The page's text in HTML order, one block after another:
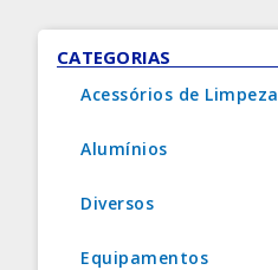
CATEGORIAS
Acessórios de Limpeza
Alumínios
Diversos
Equipamentos